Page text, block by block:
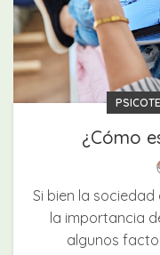
¿Cómo
Si bien la
la importancia
algunos